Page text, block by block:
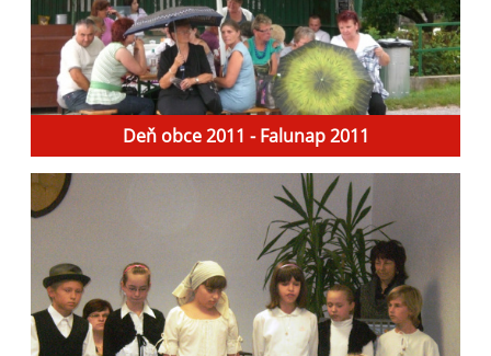
Deň obce 2011 - Falunap 2011